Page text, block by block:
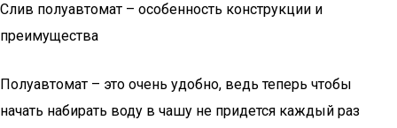
Слив полуавтомат – особенность конструкции и
преимущества
Полуавтомат – это очень удобно, ведь теперь чтобы
начать набирать воду в чашу не придется каждый раз